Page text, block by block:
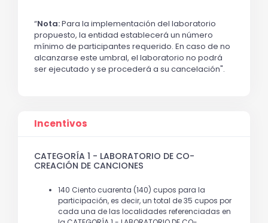
“Nota:Para la implementación del laboratorio
propuesto, la entidad establecerá un número
mínimo de participantes requerido. En caso de no
alcanzarse este umbral, el laboratorio no podrá
ser ejecutado y se procederá a su cancelación".
Incentivos
CATEGORÍA 1 - LABORATORIO DE CO-
CREACIÓN DE CANCIONES
140 Ciento cuarenta (140) cupos para la
participación, es decir, un total de 35 cupos por
cada una de las localidades referenciadas en